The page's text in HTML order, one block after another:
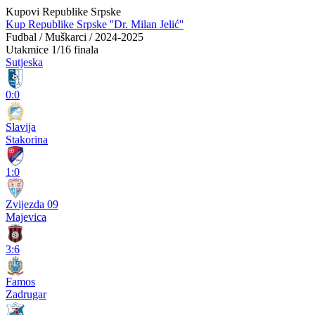
Kupovi Republike Srpske
Kup Republike Srpske ''Dr. Milan Jelić''
Fudbal / Muškarci / 2024-2025
Utakmice 1/16 finala
Sutjeska
0:0
Slavija
Stakorina
1:0
Zvijezda 09
Majevica
3:6
Famos
Zadrugar